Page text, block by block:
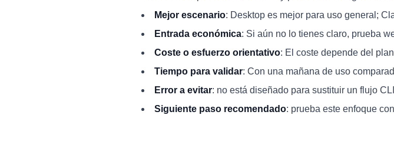
Mejor escenario: Desktop es mejor para uso general;
Entrada económica: Si aún no lo tienes claro, prueba
Coste o esfuerzo orientativo: El coste depende del
Tiempo para validar: Con una mañana de uso
Error a evitar: no está diseñado para sustituir un flujo
Siguiente paso recomendado: prueba este enfoque